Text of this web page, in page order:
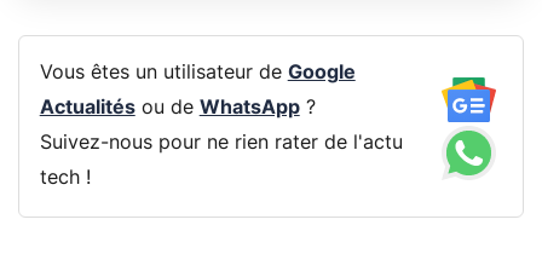
Vous êtes un utilisateur de Google
Actualitésou de WhatsApp?
Suivez-nous pour ne rien rater de l'actu
tech !